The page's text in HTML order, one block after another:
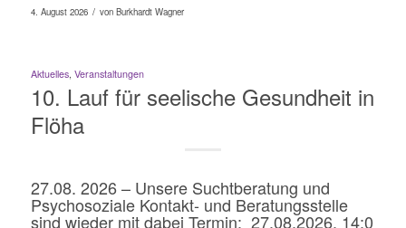
4. August 2026 / von Burkhardt Wagner
Aktuelles, Veranstaltungen
10. Lauf für seelische Gesundheit in
Flöha
27.08. 2026 – Unsere Suchtberatung und
Psychosoziale Kontakt- und Beratungsstelle
sind wieder mit dabei Termin: 27.08.2026, 14:0